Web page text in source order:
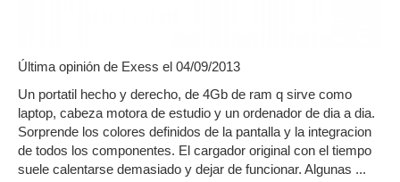
Última opinión de Exess el 04/09/2013
Un portatil hecho y derecho, de 4Gb de ram q sirve como
laptop, cabeza motora de estudio y un ordenador de dia a dia.
Sorprende los colores definidos de la pantalla y la integracion
de todos los componentes. El cargador original con el tiempo
suele calentarse demasiado y dejar de funcionar. Algunas ...